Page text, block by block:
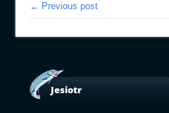
← Previous post
Jesiotr